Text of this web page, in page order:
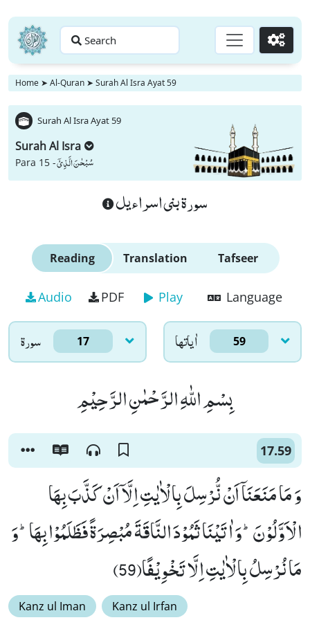
Search Go
Home ➤ Al-Quran ➤ Surah Al Isra Ayat 59
Surah Al Isra Ayat 59
Surah Al Isra
Para 15 -سُبْحٰنَ الَّذِیْۤ
سورة بنى اسراءيل
Reading Translation Tafseer
Audio PDF Play Language
سورۃ 17 اٰياتها 59
بِسْمِ اللّٰهِ الرَّحْمٰنِ الرَّحِیْمِ
17.59
وَ مَا مَنَعَنَاۤ اَنْ نُّرْسِلَ بِالْاٰیٰتِ اِلَّاۤ اَنْ كَذَّبَ بِهَا
الْاَوَّلُوْنَؕ-وَ اٰتَیْنَا ثَمُوْدَ النَّاقَةَ مُبْصِرَةً فَظَلَمُوْا بِهَاؕ-وَ
مَا نُرْسِلُ بِالْاٰیٰتِ اِلَّا تَخْوِیْفًا(59)
Kanz ul Iman Kanz ul Irfan